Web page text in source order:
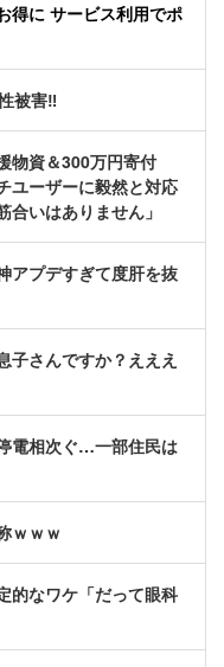
得に サービス利用でポ
被害‼
物資＆300万円寄付
ユーザーに毅然と対応
合いはありません」
アプデすぎて度肝を抜
子さんですか？えええ
電相次ぐ…一部住民は
ｗｗｗ
的なワケ「だって眼科